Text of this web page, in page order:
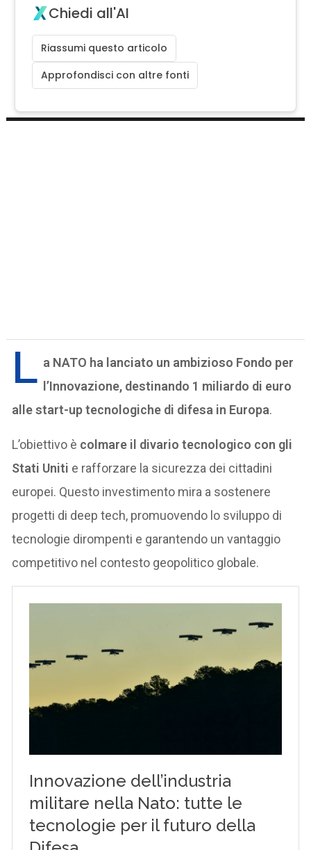
Chiedi all'AI
Riassumi questo articolo
Approfondisci con altre fonti
L a NATO ha lanciato un ambizioso Fondo per
l’Innovazione, destinando 1 miliardo di euro
alle start-up tecnologiche di difesa in Europa.
L’obiettivo è colmare il divario tecnologico con gli
Stati Uniti e rafforzare la sicurezza dei cittadini
europei. Questo investimento mira a sostenere
progetti di deep tech, promuovendo lo sviluppo di
tecnologie dirompenti e garantendo un vantaggio
competitivo nel contesto geopolitico globale.